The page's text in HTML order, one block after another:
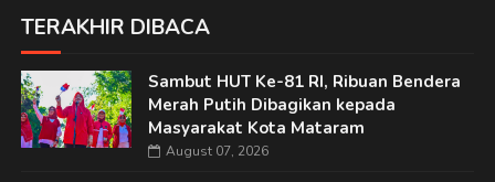
TERAKHIR DIBACA
Sambut HUT Ke-81 RI, Ribuan Bendera
Merah Putih Dibagikan kepada
Masyarakat Kota Mataram
August 07, 2026